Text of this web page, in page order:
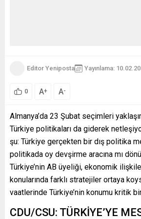
Editor Yeniposta Yayınlama:
0 A+ A-
Almanya’da 23 Şubat seçimleri
Türkiye politikaları da giderek
şu: Türkiye gerçekten bir dış politika
politikada oy devşirme aracına mı
Türkiye’nin AB üyeliği, ekonomik
konularında farklı stratejiler ortaya
vaatlerinde Türkiye’nin konumu kritik
CDU/CSU: TÜRKİYE’YE